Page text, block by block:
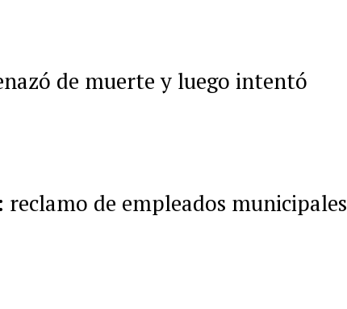
de muerte y luego intentó
de empleados municipales